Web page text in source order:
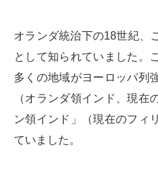
オランダ統治下の18世紀、
として知られていました。
多くの地域がヨーロッパ列
（オランダ領インド、現在
ン領インド」（現在のフィ
ていました。